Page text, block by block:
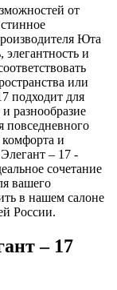
от
Юта
и
или
подходит для
разнообразие
повседневного
комфорта и
– 17 -
сочетание
вашего
в нашем салоне
России.
– 17